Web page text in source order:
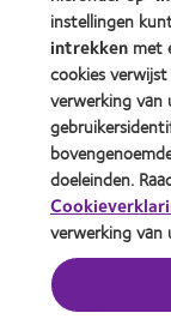
instellingen
intrekkenmet
cookies
verwerking van
doeleinden.
verwerking van